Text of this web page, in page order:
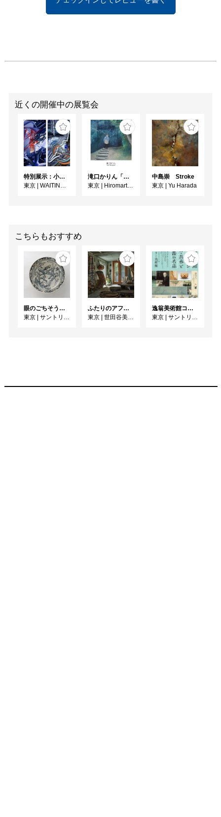
近くの開催中の展覧会
特別展示：小林健太『PARALLAX//TOKYO』
東京
WAITINGROOM
滝口かりん「目と手」
東京
Hiromart Gallery Tokyo
中島崇 Stroke
東京
Yu Harada
こちらもおすすめ
眼のごちそう 食器
東京
サントリー美術館
ふたりのアフリカ、手仕事の宇宙 人類学者・川田順造と陶芸作家・小川待子のコレクション
東京
世田谷美術館
逸翁美術館コレクション 蕪村・呉春と茶の湯の名品
東京
サントリー美術館